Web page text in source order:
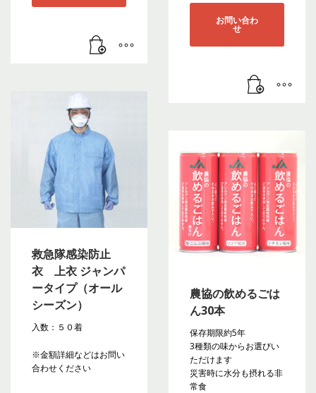
お問い合わ
せ
救急隊感染防止
衣 上衣 ジャンパ
ータイプ（オール
シーズン）
入数：５０着
※金額詳細などはお問い
合わせください
農協の飲めるごは
ん30本
保存期限約5年
3種類の味からお選びい
ただけます
災害時に水分も摂れる非
常食